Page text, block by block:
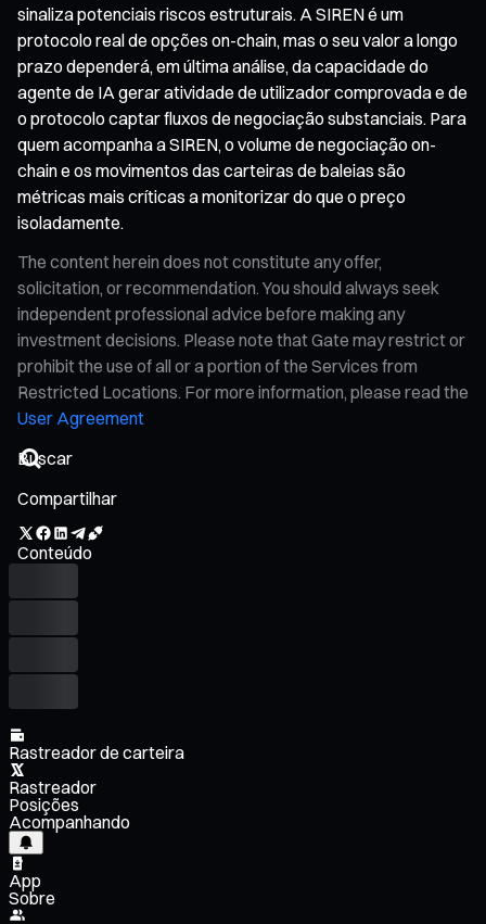
sinaliza potenciais riscos estruturais. A SIREN é um
protocolo real de opções on-chain, mas o seu valor a longo
prazo dependerá, em última análise, da capacidade do
agente de IA gerar atividade de utilizador comprovada e de
o protocolo captar fluxos de negociação substanciais. Para
quem acompanha a SIREN, o volume de negociação on-
chain e os movimentos das carteiras de baleias são
métricas mais críticas a monitorizar do que o preço
isoladamente.
The content herein does not constitute any offer,
solicitation, or recommendation. You should always seek
independent professional advice before making any
investment decisions. Please note that Gate may restrict or
prohibit the use of all or a portion of the Services from
Restricted Locations. For more information, please read the
User Agreement
Compartilhar
Conteúdo
Rastreador de carteira
Rastreador
Posições
Acompanhando
App
Sobre